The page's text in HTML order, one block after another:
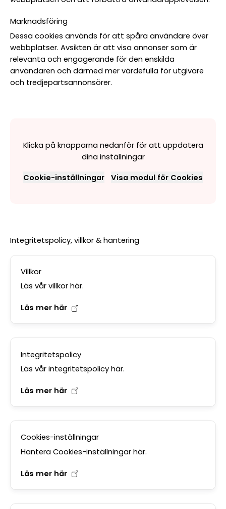
Marknadsföring
Dessa cookies används för att spåra användare över
webbplatser. Avsikten är att visa annonser som är
relevanta och engagerande för den enskilda
användaren och därmed mer värdefulla för utgivare
och tredjepartsannonsörer.
Klicka på knapparna nedanför för att uppdatera
dina inställningar
Cookie-inställningar
Visa modul för Cookies
Integritetspolicy, villkor & hantering
Villkor
Läs vår villkor här.
Läs mer här
Integritetspolicy
Läs vår integritetspolicy här.
Läs mer här
Cookies-inställningar
Hantera Cookies-inställningar här.
Läs mer här